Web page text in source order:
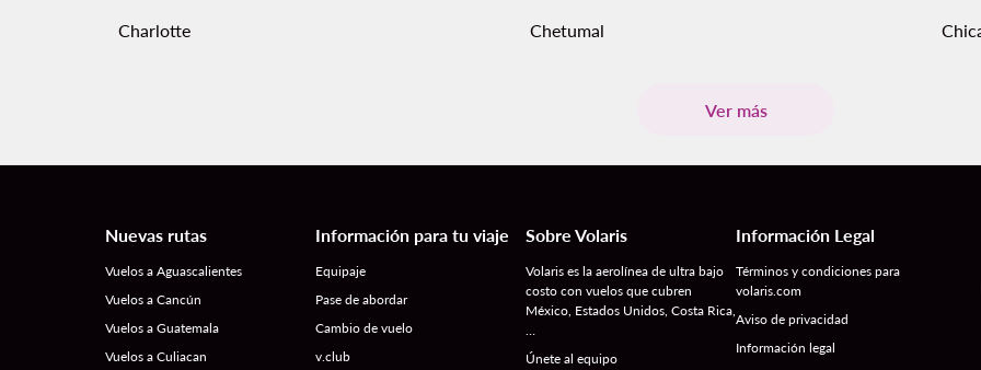
Charlotte Chetumal
Ver más
Nuevas rutas
Vuelos a Aguascalientes
Vuelos a Cancún
Vuelos a Guatemala
Vuelos a Culiacan
Información para tu viaje
Equipaje
Pase de abordar
Cambio de vuelo
v.club
Sobre Volaris
Volaris es la aerolínea de ultra bajo
costo con vuelos que cubren
México, Estados Unidos, Costa Rica,
…
Únete al equipo
Información Legal
Términos y condiciones para
volaris.com
Aviso de privacidad
Información legal